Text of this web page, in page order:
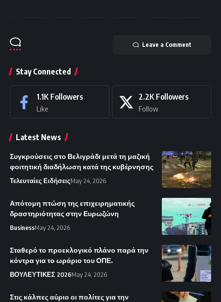
Leave a Comment
Stay Connected
1.1K Followers
Like
2.2K Followers
Follow
Latest News
Συγκρούσεις στο Βελιγράδι μετά τη μαζική
φοιτητική διαδήλωση κατά της κυβέρνησης
Τελευταίες ΕιδήσειςMay 24, 2026
Απότομη πτώση της επιχειρηματικής
δραστηριότητας στην Ευρωζώνη
BusinessMay 24, 2026
Σταθερό το προεκλογικό πλάνο παρά την
κόντρα για το ωράριο του ΟΠΕ.
ΒΟΥΛΕΥΤΙΚΕΣ 2026May 24, 2026
Στις κάλπες αύριο οι πολίτες για την